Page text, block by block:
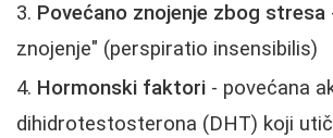
Povećano znojenje zbog stresa
znojenje" (perspiratio insensibilis)
Hormonski faktori - povećana
dihidrotestosterona (DHT) koji